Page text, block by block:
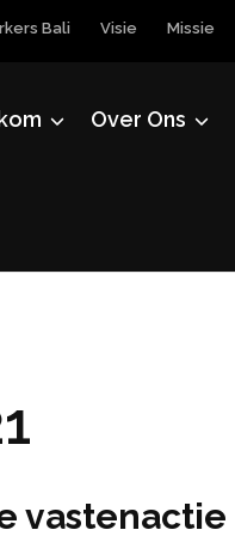
Bali Visie Missie
Over Ons
vastenactie